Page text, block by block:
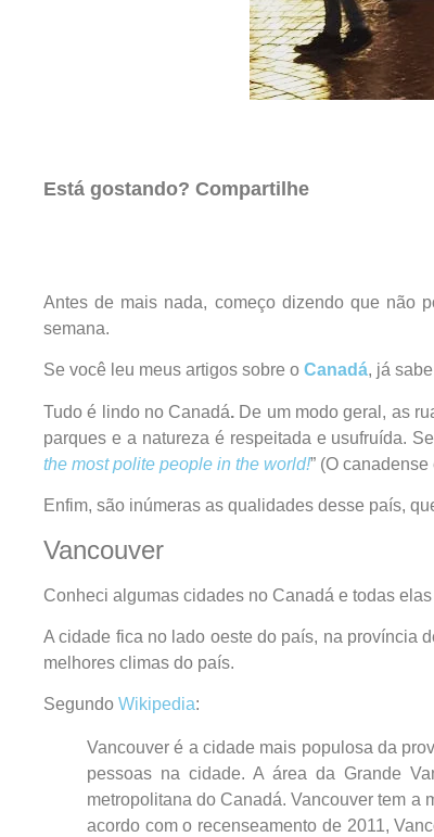
Está gostando? Compartilhe
Antes de mais nada, começo dizendo que não
semana.
Se você leu meus artigos sobre o Canadá, já
Tudo é lindo no Canadá. De um modo geral, as
parques e a natureza é respeitada e usufruída.
the most polite people in the world!” (O
Enfim, são inúmeras as qualidades desse país,
Vancouver
Conheci algumas cidades no Canadá e todas
A cidade fica no lado oeste do país, na província
melhores climas do país.
Segundo Wikipedia:
Vancouver é a cidade mais populosa da
pessoas na cidade. A área da Grande
metropolitana do Canadá. Vancouver tem a
acordo com o recenseamento de 2011,